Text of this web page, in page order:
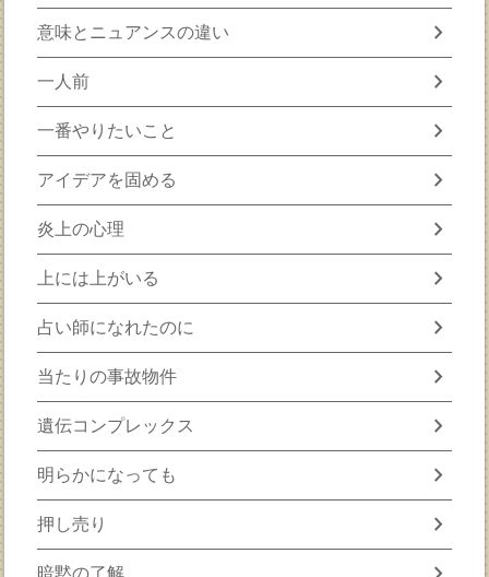
意味とニュアンスの違い chevron_right
一人前 chevron_right
一番やりたいこと chevron_right
アイデアを固める chevron_right
炎上の心理 chevron_right
上には上がいる chevron_right
占い師になれたのに chevron_right
当たりの事故物件 chevron_right
遺伝コンプレックス chevron_right
明らかになっても chevron_right
押し売り chevron_right
暗黙の了解